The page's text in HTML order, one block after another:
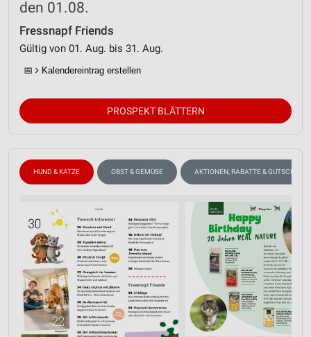
den 01.08.
Fressnapf Friends
Gültig von 01. Aug. bis 31. Aug.
📅 Kalendereintrag erstellen
PROSPEKT BLÄTTERN
HUND & KATZE OBST & GEMÜSE AKTIONEN, RABATTE & GUTSCHEINE